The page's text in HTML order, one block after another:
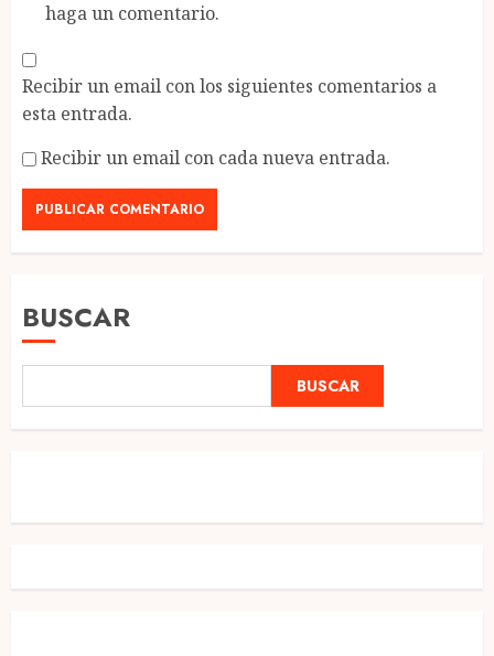
haga un comentario.
Recibir un email con los siguientes comentarios a
esta entrada.
Recibir un email con cada nueva entrada.
BUSCAR
BUSCAR